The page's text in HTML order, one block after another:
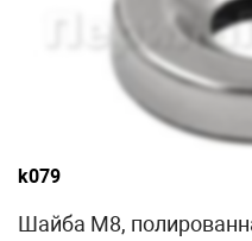
k079
Шайба М8,